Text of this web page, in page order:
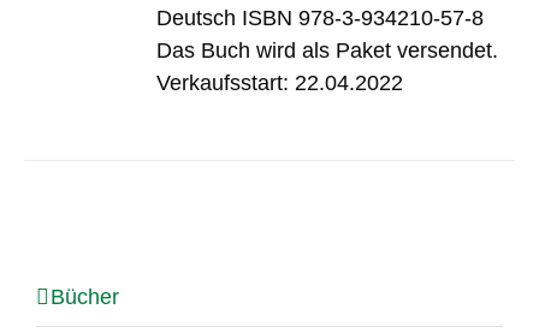
Deutsch ISBN 978-3-934210-57-8
Das Buch wird als Paket versendet.
Verkaufsstart: 22.04.2022
Bücher